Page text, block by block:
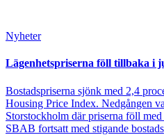
Nyheter
Lägenhetspriserna föll tillbaka i
Bostadspriserna sjönk med 2,4
Housing Price Index. Nedgången
Storstockholm där priserna föll
SBAB fortsatt med stigande